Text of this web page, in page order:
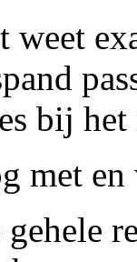
weet
bij
met en